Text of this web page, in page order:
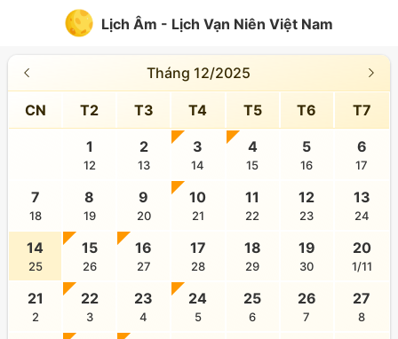
Lịch Âm - Lịch Vạn Niên Việt Nam
Tháng 12/2025
CN T2 T3 T4 T5 T6 T7
1
12
2
13
3
14
4
15
5
16
6
17
7
18
8
19
9
20
10
21
11
22
12
23
13
24
14
25
15
26
16
27
17
28
18
29
19
30
20
1/11
21
2
22
3
23
4
24
5
25
6
26
7
27
8